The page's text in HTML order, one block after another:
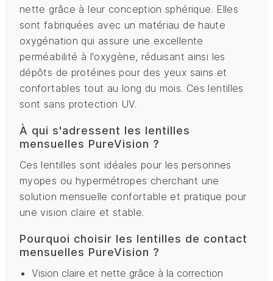
nette grâce à leur conception sphérique. Elles
sont fabriquées avec un matériau de haute
oxygénation qui assure une excellente
perméabilité à l'oxygène, réduisant ainsi les
dépôts de protéines pour des yeux sains et
confortables tout au long du mois. Ces lentilles
sont sans protection UV.
À qui s'adressent les lentilles
mensuelles PureVision ?
Ces lentilles sont idéales pour les personnes
myopes ou hypermétropes cherchant une
solution mensuelle confortable et pratique pour
une vision claire et stable.
Pourquoi choisir les lentilles de contact
mensuelles PureVision ?
Vision claire et nette grâce à la correction